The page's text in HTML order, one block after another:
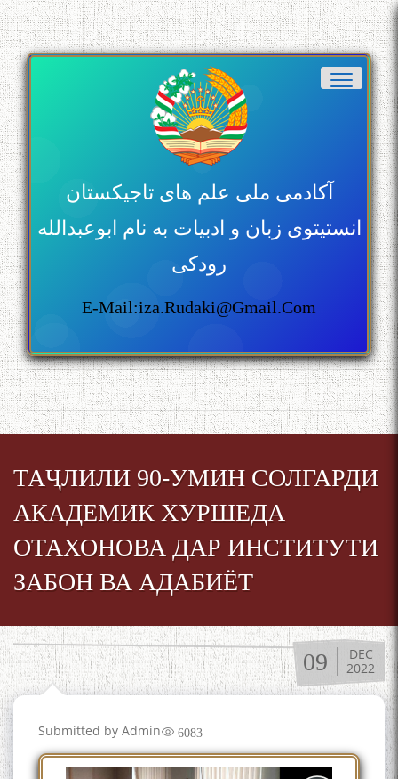
آکادمی ملی علم های تاجیکستان
انستیتوی زبان و ادبیات به نام ابوعبدالله
رودکی
E-Mail:iza.rudaki@gmail.com
ТАҶЛИЛИ 90-УМИН СОЛГАРДИ
АКАДЕМИК ХУРШЕДА
ОТАХОНОВА ДАР ИНСТИТУТИ
ЗАБОН ВА АДАБИЁТ
09
DEC
2022
Submitted by Admin 6083